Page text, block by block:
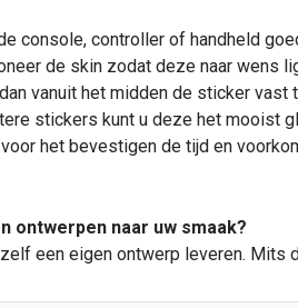
console, controller of handheld
de skin zodat deze naar wens
vanuit het midden de sticker vast
stickers kunt u deze het mooist
het bevestigen de tijd en
ontwerpen naar uw smaak?
een eigen ontwerp leveren. Mits